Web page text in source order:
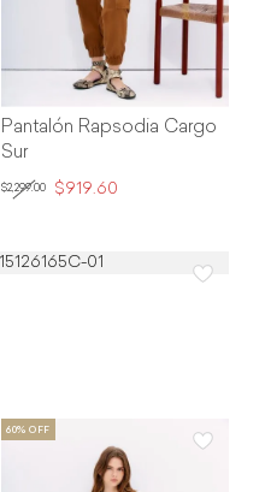
Pantalón Rapsodia Cargo
Sur
$2,299.00 $919.60